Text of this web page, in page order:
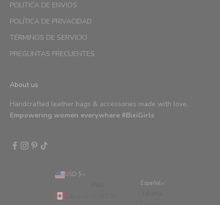
POLITICA DE ENVIOS
POLÍTICA DE PRIVACIDAD
TÉRMINOS DE SERVICIO
PREGUNTAS FRECUENTES
About us
Handcrafted leather bags & accessories made with love.
Empowering women everywhere #BixiGirls
USD $
Español